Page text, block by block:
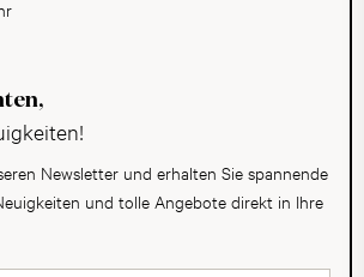
Newsletter und erhalten Sie spannende
und tolle Angebote direkt in Ihre